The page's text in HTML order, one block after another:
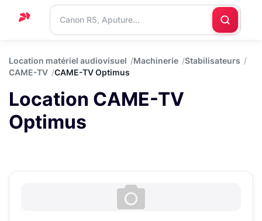
Support
Blog
Nous
contacter
Location matériel audiovisuel Machinerie
Stabilisateurs
CAME-TV
CAME-TV Optimus
Location CAME-TV
Optimus